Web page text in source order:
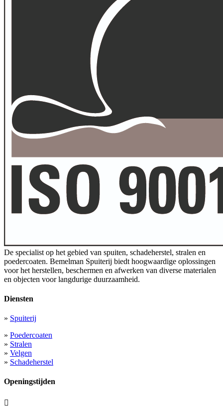
De specialist op het gebied van spuiten, schadeherstel, stralen en
poedercoaten. Bemelman Spuiterij biedt hoogwaardige oplossingen
voor het herstellen, beschermen en afwerken van diverse materialen
en objecten voor langdurige duurzaamheid.
Diensten
» Spuiterij
» Poedercoaten
» Stralen
» Velgen
» Schadeherstel
Openingstijden
